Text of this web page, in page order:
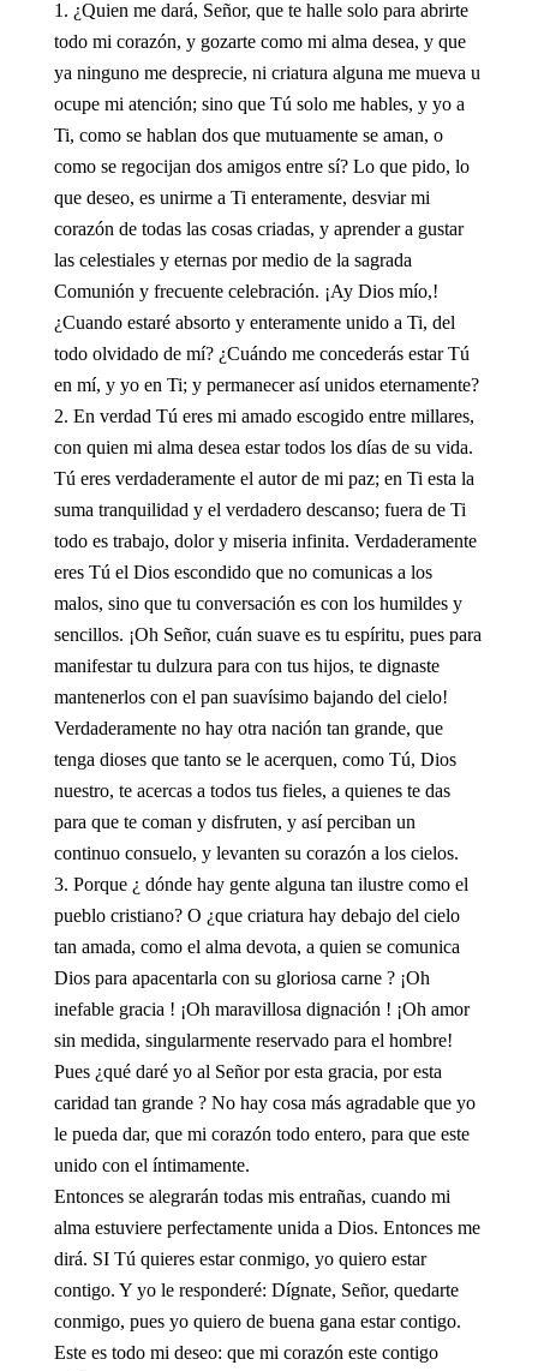
¿Quien me dará, Señor, que te halle solo para abrirte
todo mi corazón, y gozarte como mi alma desea, y que
ya ninguno me desprecie, ni criatura alguna me mueva u
ocupe mi atención; sino que Tú solo me hables, y yo a
Ti, como se hablan dos que mutuamente se aman, o
como se regocijan dos amigos entre sí? Lo que pido, lo
que deseo, es unirme a Ti enteramente, desviar mi
corazón de todas las cosas criadas, y aprender a gustar
las celestiales y eternas por medio de la sagrada
Comunión y frecuente celebración. ¡Ay Dios mío,!
¿Cuando estaré absorto y enteramente unido a Ti, del
todo olvidado de mí? ¿Cuándo me concederás estar Tú
en mí, y yo en Ti; y permanecer así unidos eternamente?
En verdad Tú eres mi amado escogido entre millares,
con quien mi alma desea estar todos los días de su vida.
Tú eres verdaderamente el autor de mi paz; en Ti esta la
suma tranquilidad y el verdadero descanso; fuera de Ti
todo es trabajo, dolor y miseria infinita. Verdaderamente
eres Tú el Dios escondido que no comunicas a los
malos, sino que tu conversación es con los humildes y
sencillos. ¡Oh Señor, cuán suave es tu espíritu, pues para
manifestar tu dulzura para con tus hijos, te dignaste
mantenerlos con el pan suavísimo bajando del cielo!
Verdaderamente no hay otra nación tan grande, que
tenga dioses que tanto se le acerquen, como Tú, Dios
nuestro, te acercas a todos tus fieles, a quienes te das
para que te coman y disfruten, y así perciban un
continuo consuelo, y levanten su corazón a los cielos.
Porque ¿ dónde hay gente alguna tan ilustre como el
pueblo cristiano? O ¿que criatura hay debajo del cielo
tan amada, como el alma devota, a quien se comunica
Dios para apacentarla con su gloriosa carne ? ¡Oh
inefable gracia ! ¡Oh maravillosa dignación ! ¡Oh amor
sin medida, singularmente reservado para el hombre!
Pues ¿qué daré yo al Señor por esta gracia, por esta
caridad tan grande ? No hay cosa más agradable que yo
le pueda dar, que mi corazón todo entero, para que este
unido con el íntimamente.
Entonces se alegrarán todas mis entrañas, cuando mi
alma estuviere perfectamente unida a Dios. Entonces me
dirá. SI Tú quieres estar conmigo, yo quiero estar
contigo. Y yo le responderé: Dígnate, Señor, quedarte
conmigo, pues yo quiero de buena gana estar contigo.
Este es todo mi deseo: que mi corazón este contigo